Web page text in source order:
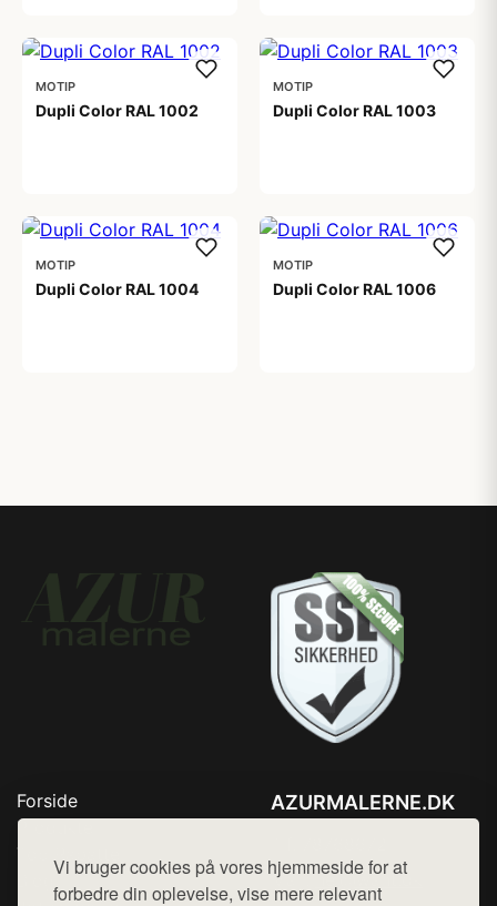
Vi bruger cookies på vores hjemmeside for at
forbedre din oplevelse, vise mere relevant
MOTIP
Dupli Color RAL 1002
MOTIP
Dupli Color RAL 1003
MOTIP
Dupli Color RAL 1004
MOTIP
Dupli Color RAL 1006
Forside
Produkter
Top Rabatter
AZURMALERNE.DK
Mail:hej@want.dk